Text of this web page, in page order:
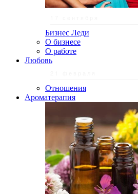
Бизнес Леди
О бизнесе
О работе
Любовь
Отношения
Ароматерапия